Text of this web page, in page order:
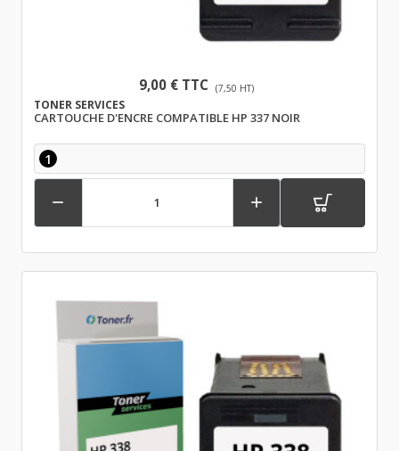
9,00 € TTC (7,50 HT)
TONER SERVICES
CARTOUCHE D'ENCRE COMPATIBLE HP 337 NOIR
1
 